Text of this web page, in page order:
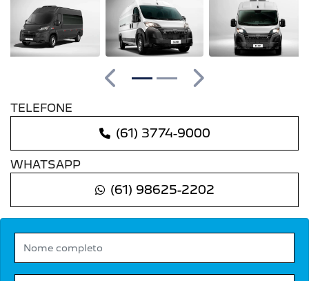
Anterior Próximo
TELEFONE
(61) 3774-9000
WHATSAPP
(61) 98625-2202